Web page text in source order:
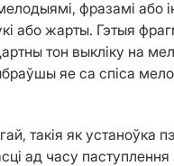
фразамі
або жарты. Гэтыя
тон выкліку на
яе са спіса
такія як устаноўка
ад часу